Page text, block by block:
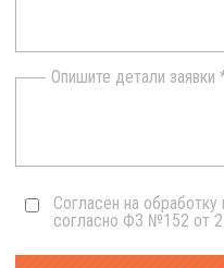
Опишите детали заявки
Согласен на
согласно ФЗ №152 от